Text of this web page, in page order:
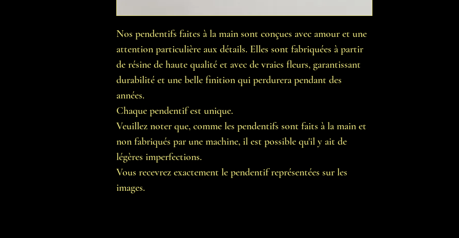
Nos pendentifs faites à la main sont conçues avec amour et une
attention particulière aux détails. Elles sont fabriquées à partir
de résine de haute qualité et avec de vraies fleurs, garantissant
durabilité et une belle finition qui perdurera pendant des
années.
Chaque pendentif est unique.
Veuillez noter que, comme les pendentifs sont faits à la main et
non fabriqués par une machine, il est possible qu'il y ait de
légères imperfections.
Vous recevrez exactement le pendentif représentées sur les
images.